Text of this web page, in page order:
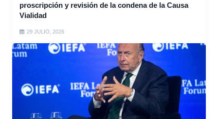
proscripción y revisión de la condena de la Causa
Vialidad
29 JULIO, 2026